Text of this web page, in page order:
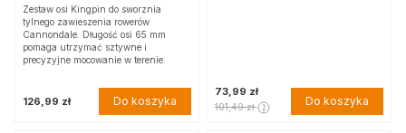
Zestaw osi Kingpin do sworznia
tylnego zawieszenia rowerów
Cannondale. Długość osi 65 mm
pomaga utrzymać sztywne i
precyzyjne mocowanie w terenie.
126,99 zł Do koszyka
73,99 zł
101,49 zł Do koszyka